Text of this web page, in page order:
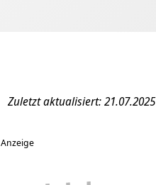
Zuletzt aktualisiert: 21.07.2025
Anzeige